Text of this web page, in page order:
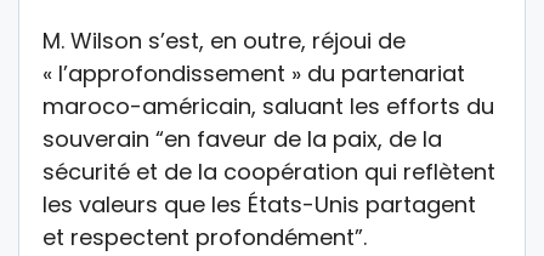
M. Wilson s’est, en outre, réjoui de
« l’approfondissement » du partenariat
maroco-américain, saluant les efforts du
souverain “en faveur de la paix, de la
sécurité et de la coopération qui reflètent
les valeurs que les États-Unis partagent
et respectent profondément”.